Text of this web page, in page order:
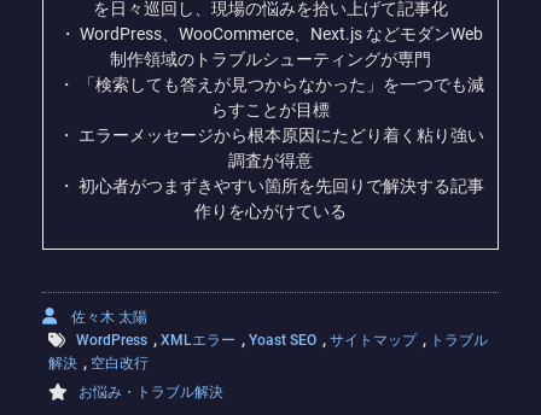
を日々巡回し、現場の悩みを拾い上げて記事化
・ WordPress、WooCommerce、Next.js などモダンWeb
制作領域のトラブルシューティングが専門
・ 「検索しても答えが見つからなかった」を一つでも減
らすことが目標
・ エラーメッセージから根本原因にたどり着く粘り強い
調査が得意
・ 初心者がつまずきやすい箇所を先回りで解決する記事
作りを心がけている
佐々木 太陽
WordPress , XMLエラー , Yoast SEO , サイトマップ , トラブル
解決 , 空白改行
お悩み・トラブル解決